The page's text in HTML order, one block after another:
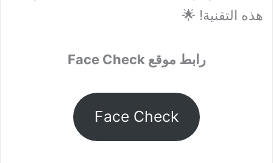
هذه التقنية! 🌟
رابط موقع Face Check
Face Check